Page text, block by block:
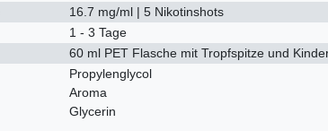
16.7 mg/ml | 5 Nikotinshots
1 - 3 Tage
60 ml PET Flasche mit Tropfspitze und
Propylenglycol
Aroma
Glycerin